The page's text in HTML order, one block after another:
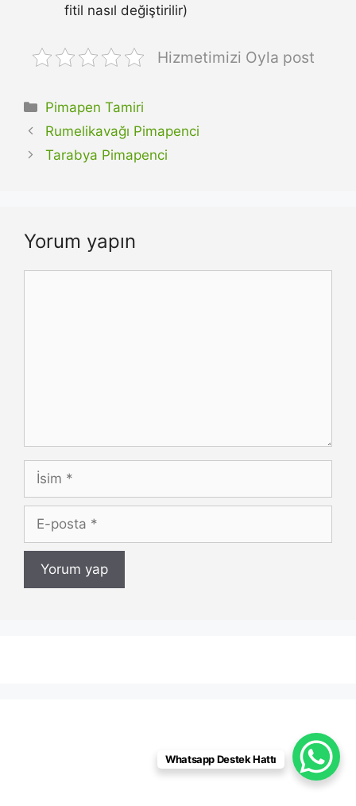
fitil nasıl değiştirilir)
Hizmetimizi Oyla post
Kategoriler
Pimapen Tamiri
Rumelikavağı Pimapenci
Tarabya Pimapenci
Yorum yapın
İsim
posta
Whatsapp Destek Hattı